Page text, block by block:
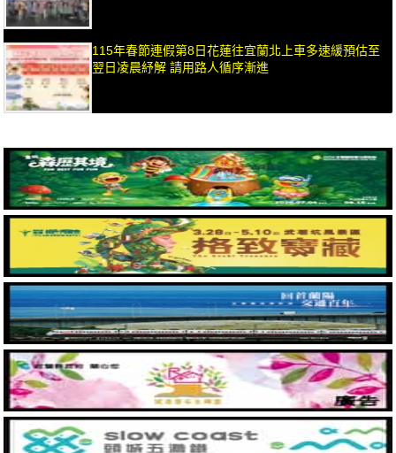
115年春節連假第8日花蓮往宜蘭北上車多速緩預估至
翌日凌晨紓解 請用路人循序漸進